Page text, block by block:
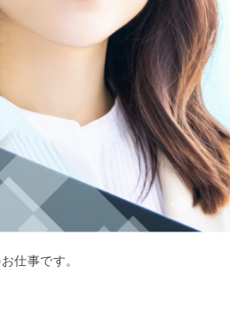
仕事です。